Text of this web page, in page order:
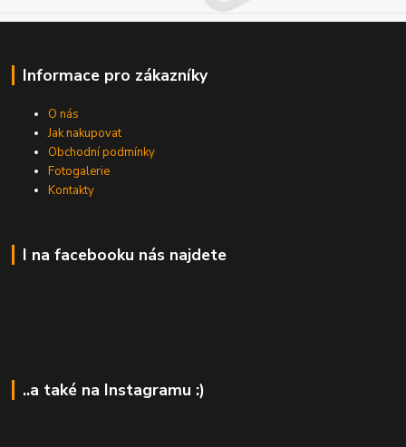
Informace pro zákazníky
O nás
Jak nakupovat
Obchodní podmínky
Fotogalerie
Kontakty
I na facebooku nás najdete
..a také na Instagramu :)